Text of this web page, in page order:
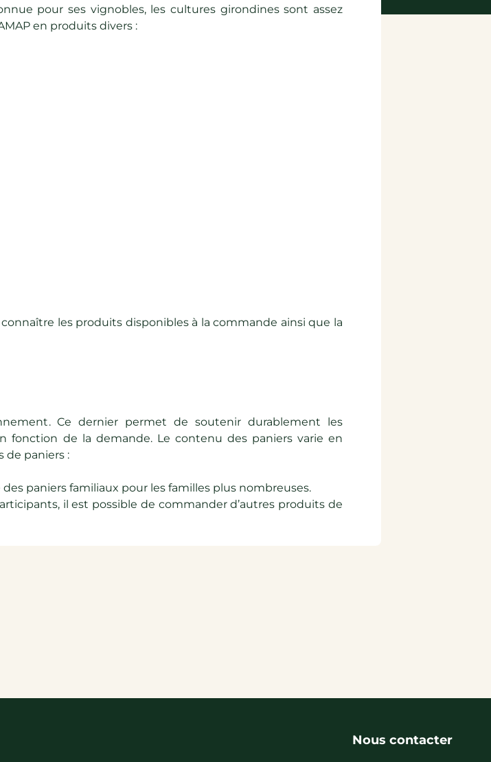
pour ses vignobles, les cultures girondines sont assez
en produits divers :
les produits disponibles à la commande ainsi que la
Ce dernier permet de soutenir durablement les
de la demande. Le contenu des paniers varie en
de paniers :
paniers familiaux pour les familles plus nombreuses.
il est possible de commander d’autres produits de
Nous contacter